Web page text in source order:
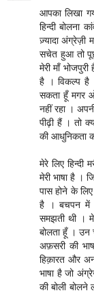
आपका लिखा
हिन्दी बोलना
ज़्यादा अंग्रेज़ी
सचेत हुआ तो
मेरी माँ
है । विकल्प है ।
सकता हूँ मगर
नहीं रहा ।
पीढ़ी हैं । तो
की आधुनिकता
मेरे लिए हिन्दी
मेरी भाषा है ।
पास होने के
है । बचपन में
समझती थी ।
बोलता हूँ । उन
अफ़सरी की
हिक़ारत और
भाषा है जो
की बोली